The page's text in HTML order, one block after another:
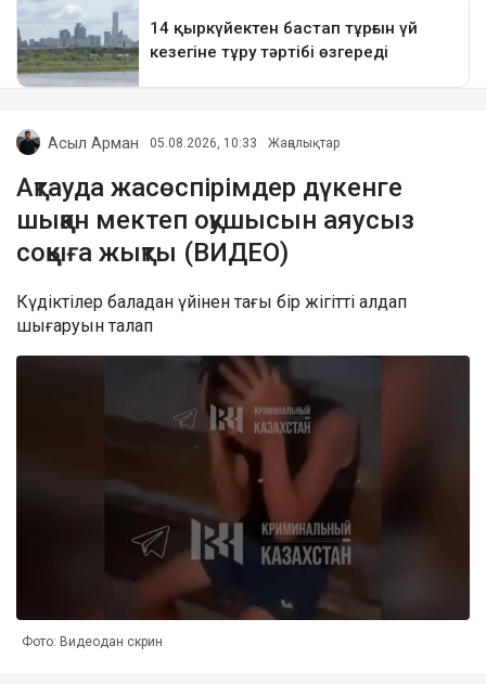
Асыл Арман 05.08.2026, 10:33 Жаңалықтар
Ақтауда жасөспірімдер дүкенге
шыққан мектеп оқушысын аяусыз
соққыға жықты (ВИДЕО)
Күдіктілер баладан үйінен тағы бір жігітті алдап
шығаруын талап
Фото: Видеодан скрин